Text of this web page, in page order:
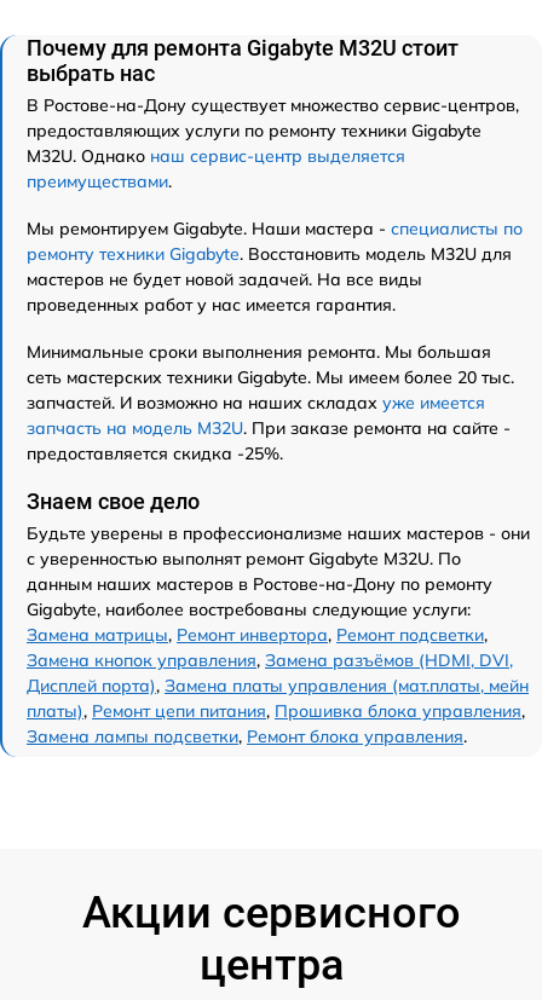
Почему для ремонта Gigabyte M32U стоит
выбрать нас
В Ростове-на-Дону существует множество сервис-центров,
предоставляющих услуги по ремонту техники Gigabyte
M32U. Однако наш сервис-центр выделяется
преимуществами.
Мы ремонтируем Gigabyte. Наши мастера - специалисты по
ремонту техники Gigabyte. Восстановить модель M32U для
мастеров не будет новой задачей. На все виды
проведенных работ у нас имеется гарантия.
Минимальные сроки выполнения ремонта. Мы большая
сеть мастерских техники Gigabyte. Мы имеем более 20 тыс.
запчастей. И возможно на наших складах уже имеется
запчасть на модель M32U. При заказе ремонта на сайте -
предоставляется скидка -25%.
Знаем свое дело
Будьте уверены в профессионализме наших мастеров - они
с уверенностью выполнят ремонт Gigabyte M32U. По
данным наших мастеров в Ростове-на-Дону по ремонту
Gigabyte, наиболее востребованы следующие услуги:
Замена матрицы, Ремонт инвертора, Ремонт подсветки,
Замена кнопок управления, Замена разъёмов (HDMI, DVI,
Дисплей порта), Замена платы управления (мат.платы, мейн
платы), Ремонт цепи питания, Прошивка блока управления,
Замена лампы подсветки, Ремонт блока управления.
Акции сервисного
центра